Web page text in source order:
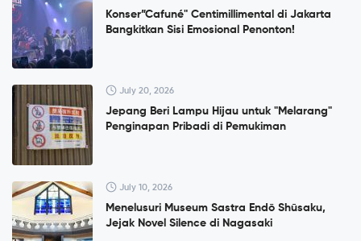
Konser”Cafuné" Centimillimental di Jakarta
Bangkitkan Sisi Emosional Penonton!
July 20, 2026
Jepang Beri Lampu Hijau untuk "Melarang"
Penginapan Pribadi di Pemukiman
July 10, 2026
Menelusuri Museum Sastra Endō Shūsaku,
Jejak Novel Silence di Nagasaki